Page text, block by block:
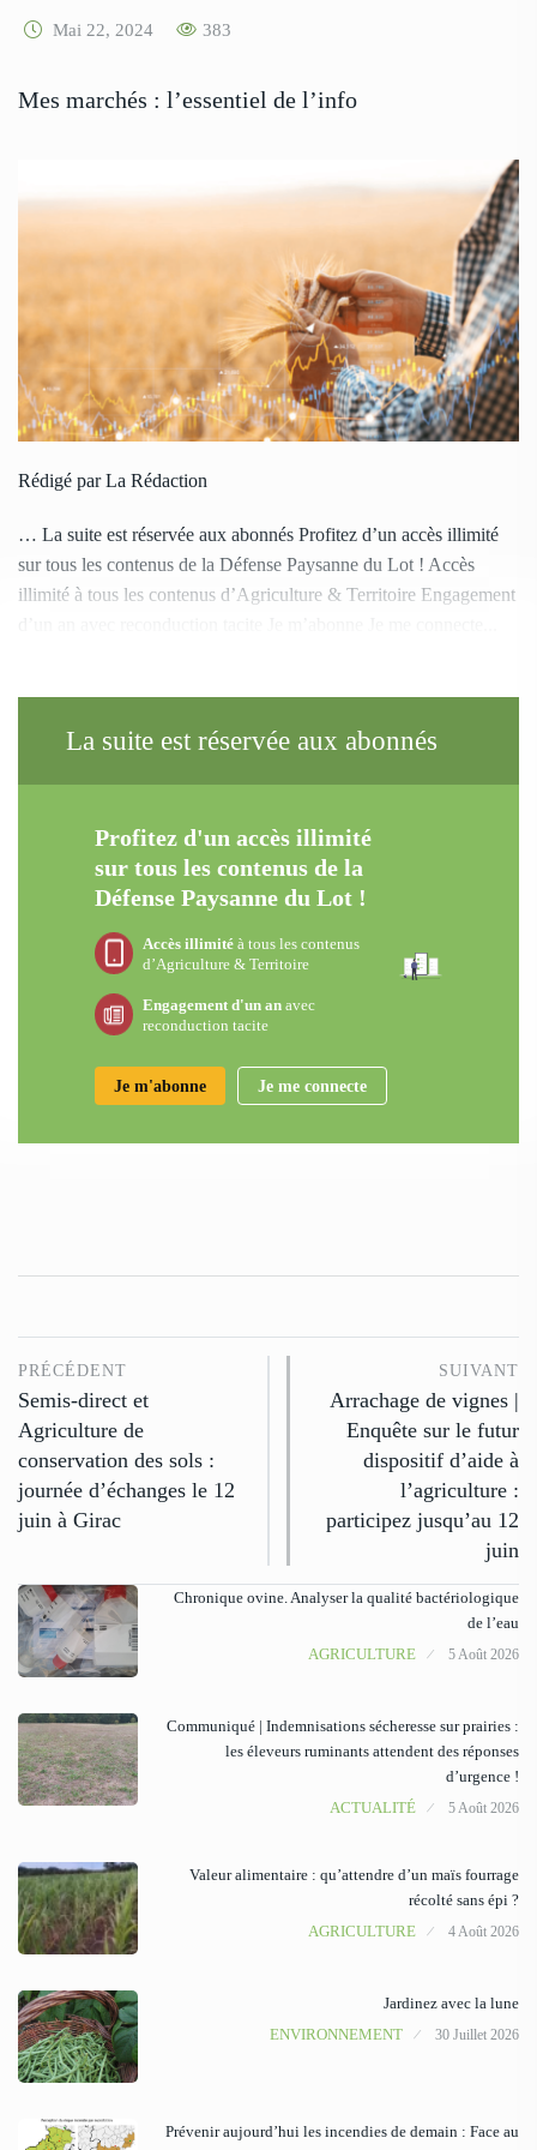
Mai 22, 2024 383
Mes marchés : l’essentiel de l’info
Rédigé par La Rédaction
… La suite est réservée aux abonnés Profitez d’un accès illimité
sur tous les contenus de la Défense Paysanne du Lot ! Accès
illimité à tous les contenus d’Agriculture & Territoire Engagement
La suite est réservée aux abonnés
Profitez d'un accès illimité
sur tous les contenus de la
Défense Paysanne du Lot !
Accès illimité à tous les contenus
d’Agriculture & Territoire
Engagement d'un an avec
reconduction tacite
Je m'abonne Je me connecte
PRÉCÉDENT
Semis-direct et
Agriculture de
conservation des sols :
journée d’échanges le 12
juin à Girac
SUIVANT
Arrachage de vignes |
Enquête sur le futur
dispositif d’aide à
l’agriculture :
participez jusqu’au 12
juin
Chronique ovine. Analyser la qualité bactériologique
de l’eau
AGRICULTURE
5 Août 2026
Communiqué | Indemnisations sécheresse sur prairies :
les éleveurs ruminants attendent des réponses
d’urgence !
ACTUALITÉ
5 Août 2026
Valeur alimentaire : qu’attendre d’un maïs fourrage
récolté sans épi ?
AGRICULTURE
4 Août 2026
Jardinez avec la lune
ENVIRONNEMENT
30 Juillet 2026
Prévenir aujourd’hui les incendies de demain : Face au